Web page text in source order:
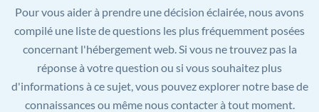
Pour vous aider à prendre une décision éclairée, nous avons
compilé une liste de questions les plus fréquemment posées
concernant l'hébergement web. Si vous ne trouvez pas la
réponse à votre question ou si vous souhaitez plus
d'informations à ce sujet, vous pouvez explorer notre base de
connaissances ou même nous contacter à tout moment.